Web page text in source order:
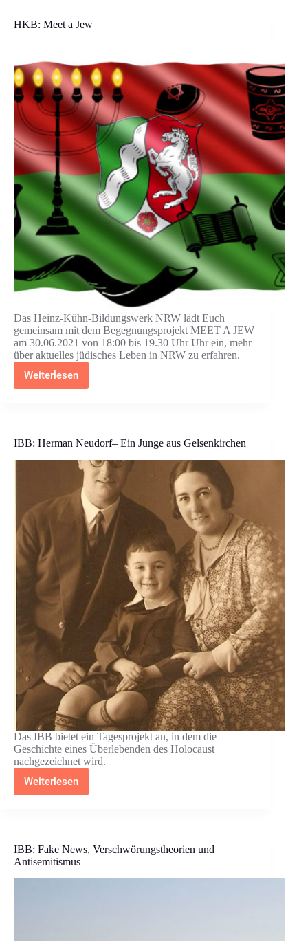
HKB: Meet a Jew
Das Heinz-Kühn-Bildungswerk NRW lädt Euch
gemeinsam mit dem Begegnungsprojekt MEET A JEW
am 30.06.2021 von 18:00 bis 19.30 Uhr Uhr ein, mehr
über aktuelles jüdisches Leben in NRW zu erfahren.
Weiterlesen
HKB:
Meet
IBB: Herman Neudorf– Ein Junge aus Gelsenkirchen
Das IBB bietet ein Tagesprojekt an, in dem die
Geschichte eines Überlebenden des Holocaust
nachgezeichnet wird.
Weiterlesen
IBB:
Herman
aus
Gelsenkirchen
IBB: Fake News, Verschwörungstheorien und
Antisemitismus